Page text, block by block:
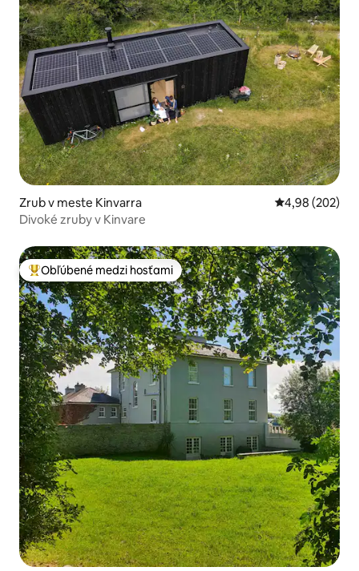
Zrub v meste Kinvarra Priemerné
4,98 (202)
Divoké zruby v Kinvare
Najobľúbenejšie medzi hosťami
Obľúbené medzi hosťami